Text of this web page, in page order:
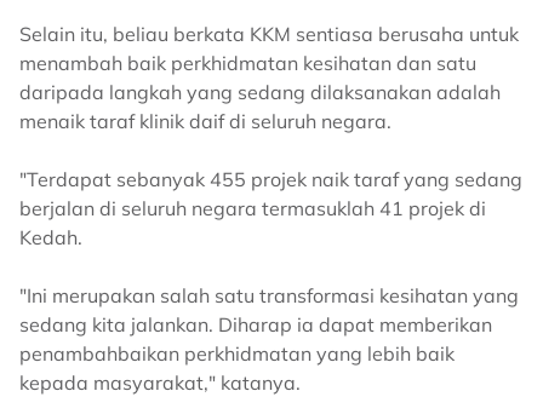
Selain itu, beliau berkata KKM sentiasa berusaha untuk
menambah baik perkhidmatan kesihatan dan satu
daripada langkah yang sedang dilaksanakan adalah
menaik taraf klinik daif di seluruh negara.
"Terdapat sebanyak 455 projek naik taraf yang sedang
berjalan di seluruh negara termasuklah 41 projek di
Kedah.
"Ini merupakan salah satu transformasi kesihatan yang
sedang kita jalankan. Diharap ia dapat memberikan
penambahbaikan perkhidmatan yang lebih baik
kepada masyarakat," katanya.